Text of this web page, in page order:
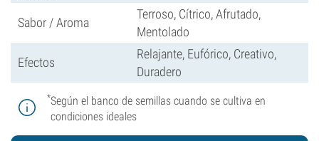
Sabor / Aroma
Terroso, Cítrico, Afrutado,
Mentolado
Efectos
Relajante, Eufórico, Creativo,
Duradero
*Según el banco de semillas cuando se cultiva en
condiciones ideales